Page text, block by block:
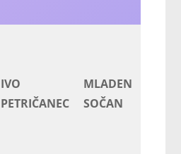
IVO
PETRIČANEC
MLADEN
SOČAN